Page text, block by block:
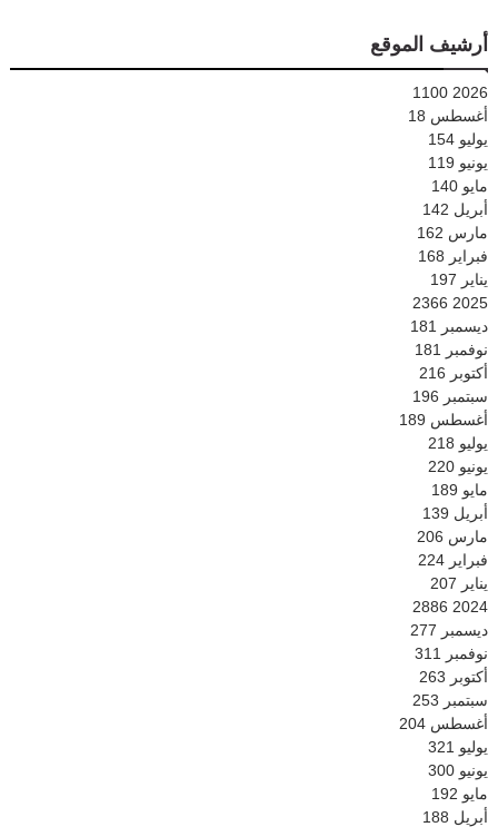
أرشيف الموقع
2026
1100
أغسطس 18
يوليو 154
يونيو 119
مايو 140
أبريل 142
مارس 162
فبراير 168
يناير 197
2025
2366
ديسمبر
181
نوفمبر
181
أكتوبر 216
سبتمبر 196
أغسطس 189
يوليو 218
يونيو 220
مايو 189
أبريل 139
مارس 206
فبراير 224
يناير 207
2024
2886
ديسمبر 277
نوفمبر
311
أكتوبر 263
سبتمبر 253
أغسطس 204
يوليو 321
يونيو 300
مايو 192
أبريل 188